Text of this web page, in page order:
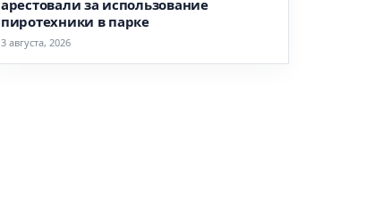
арестовали за использование
пиротехники в парке
3 августа, 2026